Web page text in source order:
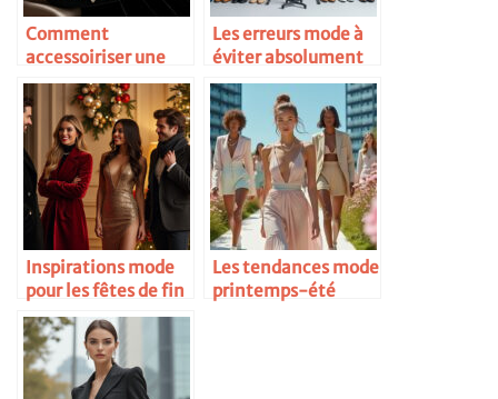
Comment
accessoiriser une
petite robe noire
Les erreurs mode à
éviter absolument
Inspirations mode
pour les fêtes de fin
d’année
Les tendances mode
printemps-été